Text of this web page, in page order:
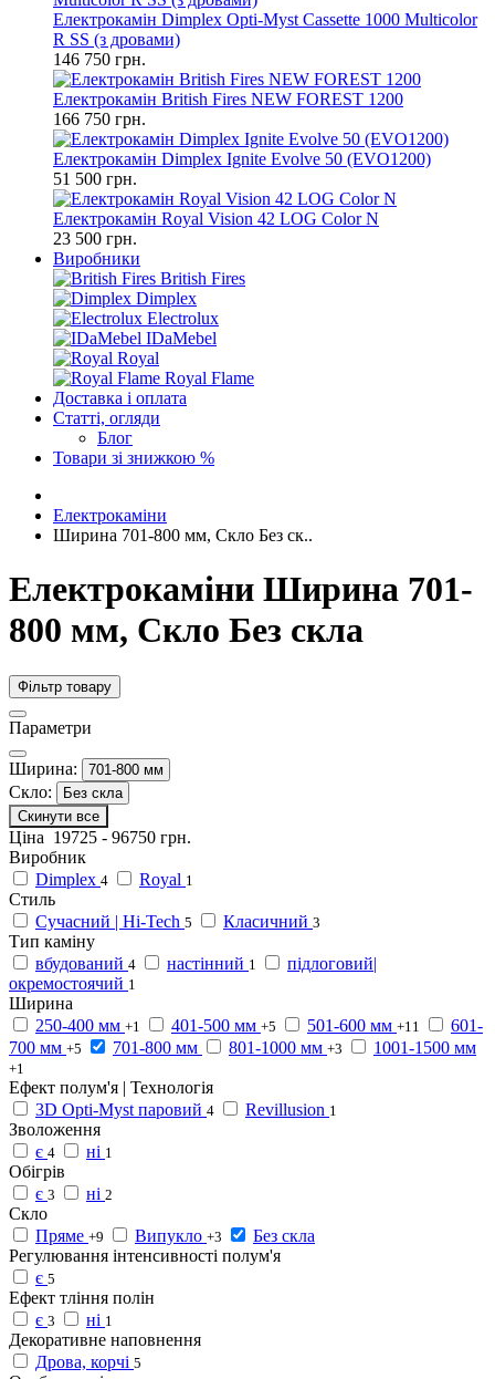
Електрокамін Dimplex Opti-Myst Cassette 1000 Multicolor
R SS (з дровами)
146 750 грн.
Електрокамін British Fires NEW FOREST 1200
166 750 грн.
Електрокамін Dimplex Ignite Evolve 50 (EVO1200)
51 500 грн.
Електрокамін Royal Vision 42 LOG Color N
23 500 грн.
Виробники
British Fires
Dimplex
Electrolux
IDaMebel
Royal
Royal Flame
Доставка і оплата
Статті, огляди
Блог
Товари зі знижкою %
Електрокаміни
Ширина 701-800 мм, Скло Без ск..
Електрокаміни Ширина 701-
800 мм, Скло Без скла
Фільтр товару
Параметри
Ширина: 701-800 мм
Скло:
Без скла
Скинути все
Ціна 19725 - 96750 грн.
Виробник
Dimplex 4 Royal 1
Стиль
Сучасний | Hi-Tech 5 Класичний 3
Тип каміну
вбудований 4 настінний 1
підлоговий|
окремостоячий 1
Ширина
250-400 мм +1 401-500 мм +5 501-600 мм +11
601-
700 мм +5 701-800 мм 801-1000 мм +3 1001-1500 мм
+1
Ефект полум'я | Технологія
3D Opti-Myst паровий 4 Revillusion 1
Зволоження
є 4 ні 1
Обігрів
є 3 ні 2
Скло
Пряме +9 Випукло +3
Без скла
Регулювання інтенсивності полум'я
є 5
Ефект тління полін
є 3 ні 1
Декоративне наповнення
Дрова, корчі 5